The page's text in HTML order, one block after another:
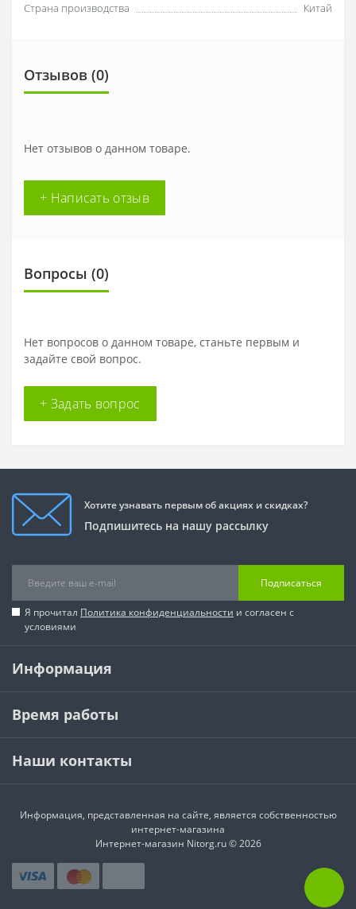
Страна производства
Китай
Отзывов (0)
Нет отзывов о данном товаре.
+ Написать отзыв
Вопросы (0)
Нет вопросов о данном товаре, станьте первым и
задайте свой вопрос.
+ Задать вопрос
Хотите узнавать первым об акциях и скидках?
Подпишитесь на нашу рассылку
Подписаться
Я прочитал Политика конфиденциальности и согласен с
условиями
Информация
Время работы
Наши контакты
Информация, представленная на сайте, является собственностью
интернет-магазина
Интернет-магазин Nitorg.ru © 2026